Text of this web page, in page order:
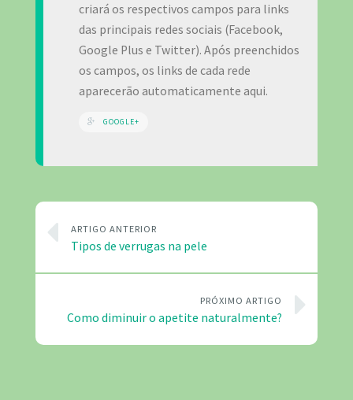
criará os respectivos campos para links
das principais redes sociais (Facebook,
Google Plus e Twitter). Após preenchidos
os campos, os links de cada rede
aparecerão automaticamente aqui.
GOOGLE+
ARTIGO ANTERIOR
Tipos de verrugas na pele
PRÓXIMO ARTIGO
Como diminuir o apetite naturalmente?